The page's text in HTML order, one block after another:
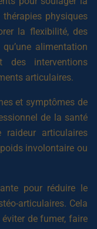
thérapies physiques
la flexibilité, des
alimentation
des interventions
articulaires.
et symptômes de
de la santé
articulaires
involontaire ou
pour réduire le
articulaires. Cela
de fumer, faire